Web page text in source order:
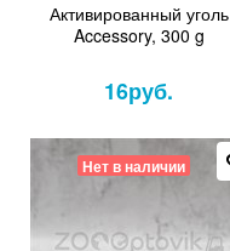
Активированный уголь
Accessory, 300 g
16руб.
Нет в наличии